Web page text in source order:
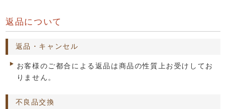
返品について
返品・キャンセル
お客様のご都合による返品は商品の性質上お受けしてお
りません。
不良品交換